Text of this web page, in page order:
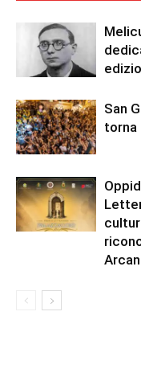
San
torna